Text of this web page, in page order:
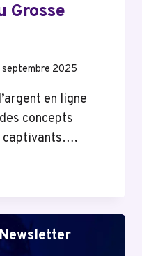
Grosse
septembre 2025
en ligne
concepts
captivants….